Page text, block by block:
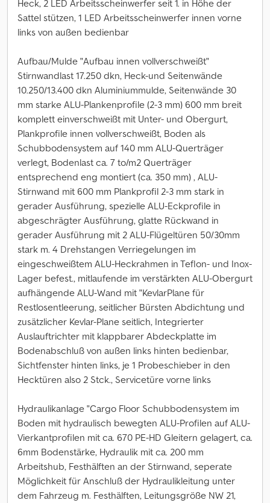
Heck, 2 LED Arbeitsscheinwerfer seit 1. in Höhe der
Sattel stützen, 1 LED Arbeitsscheinwerfer innen vorne
links von außen bedienbar
Aufbau/Mulde "Aufbau innen vollverschweißt"
Stirnwandlast 17.250 dkn, Heck-und Seitenwände
10.250/13.400 dkn Aluminiummulde, Seitenwände 30
mm starke ALU-Plankenprofile (2-3 mm) 600 mm breit
komplett einverschweißt mit Unter- und Obergurt,
Plankprofile innen vollverschweißt, Boden als
Schubbodensystem auf 140 mm ALU-Querträger
verlegt, Bodenlast ca. 7 to/m2 Querträger
entsprechend eng montiert (ca. 350 mm) , ALU-
Stirnwand mit 600 mm Plankprofil 2-3 mm stark in
gerader Ausführung, spezielle ALU-Eckprofile in
abgeschrägter Ausführung, glatte Rückwand in
gerader Ausführung mit 2 ALU-Flügeltüren 50/30mm
stark m. 4 Drehstangen Verriegelungen im
eingeschweißtem ALU-Heckrahmen in Teflon- und Inox-
Lager befest., mitlaufende im verstärkten ALU-Obergurt
aufhängende ALU-Wand mit "KevlarPlane für
Restlosentleerung, seitlicher Bürsten Abdichtung und
zusätzlicher Kevlar-Plane seitlich, Integrierter
Auslauftrichter mit klappbarer Abdeckplatte im
Bodenabschluß von außen links hinten bedienbar,
Sichtfenster hinten links, je 1 Probeschieber in den
Hecktüren also 2 Stck., Servicetüre vorne links
Hydraulikanlage "Cargo Floor Schubbodensystem im
Boden mit hydraulisch bewegten ALU-Profilen auf ALU-
Vierkantprofilen mit ca. 670 PE-HD Gleitern gelagert, ca.
6mm Bodenstärke, Hydraulik mit ca. 200 mm
Arbeitshub, Festhälften an der Stirnwand, seperate
Möglichkeit für Anschluß der Hydraulikleitung unter
dem Fahrzeug m. Festhälften, Leitungsgröße NW 21,